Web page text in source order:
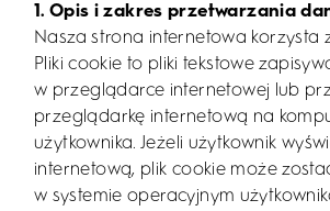
1. Opis i zakres przetwarzania
Nasza strona internetowa korzysta
Pliki cookie to pliki tekstowe
w przeglądarce internetowej lub
przeglądarkę internetową na
użytkownika. Jeżeli użytkownik
internetową, plik cookie może
w systemie operacyjnym